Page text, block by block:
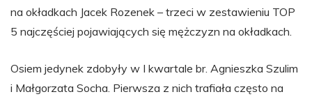
na okładkach Jacek Rozenek – trzeci w zestawieniu TOP
5 najczęściej pojawiających się mężczyzn na okładkach.
Osiem jedynek zdobyły w I kwartale br. Agnieszka Szulim
i Małgorzata Socha. Pierwsza z nich trafiała często na